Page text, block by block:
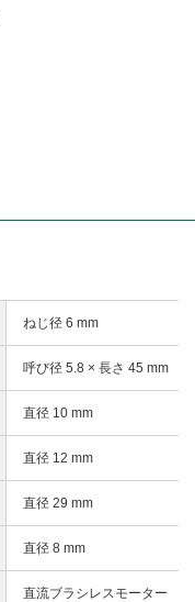
ねじ径 6 mm
呼び径 5.8 × 長さ 45 mm
直径 10 mm
直径 12 mm
直径 29 mm
直径 8 mm
直流ブラシレスモーター